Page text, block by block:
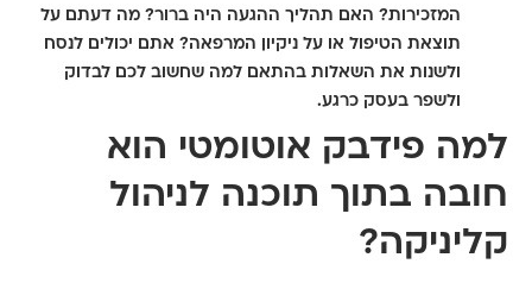
המזכירות? האם תהליך ההגעה היה ברור? מה דעתם על
תוצאת הטיפול או על ניקיון המרפאה? אתם יכולים לנסח
ולשנות את השאלות בהתאם למה שחשוב לכם לבדוק
ולשפר בעסק כרגע.
למה פידבק אוטומטי הוא
חובה בתוך תוכנה לניהול
קליניקה?